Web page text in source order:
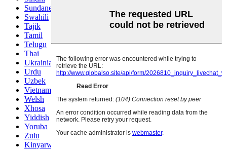
Sundanese
Swahili
Tajik
Tamil
Telugu
Thai
Ukrainian
Urdu
Uzbek
Vietnamese
Welsh
Xhosa
Yiddish
Yoruba
Zulu
Kinyarwanda